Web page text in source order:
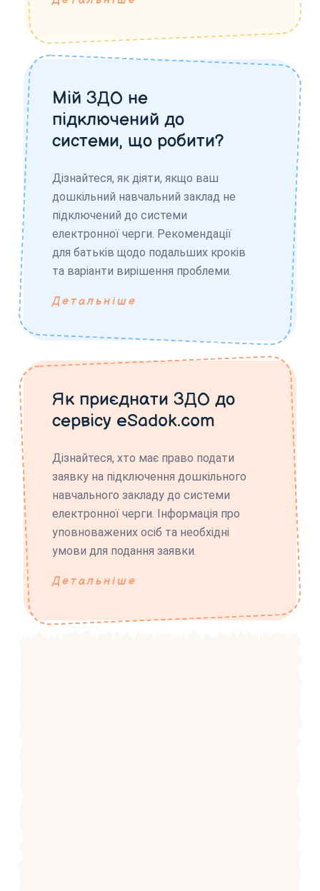
Мій ЗДО не
підключений до
системи, що робити?
Дізнайтеся, як діяти, якщо ваш
дошкільний навчальний заклад не
підключений до системи
електронної черги. Рекомендації
для батьків щодо подальших кроків
та варіанти вирішення проблеми.
Детальніше
Як приєднати ЗДО до
сервісу eSadok.com
Дізнайтеся, хто має право подати
заявку на підключення дошкільного
навчального закладу до системи
електронної черги. Інформація про
уповноважених осіб та необхідні
умови для подання заявки.
Детальніше